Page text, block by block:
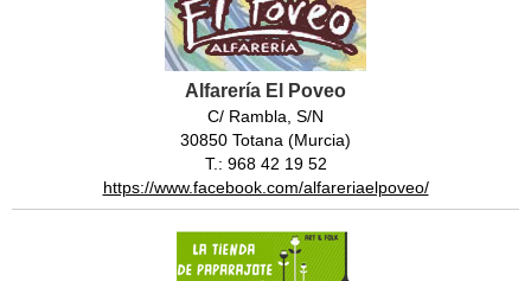
Alfarería El Poveo
C/ Rambla, S/N
30850 Totana (Murcia)
T.: 968 42 19 52
https://www.facebook.com/alfareriaelpoveo/